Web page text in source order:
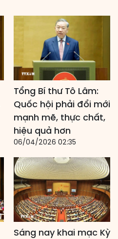
Tổng Bí thư Tô Lâm:
Quốc hội phải đổi mới
mạnh mẽ, thực chất,
hiệu quả hơn
06/04/2026 02:35
Sáng nay khai mạc Kỳ